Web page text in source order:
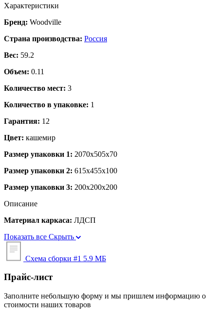
Характеристики
Бренд: Woodville
Страна производства: Россия
Вес: 59.2
Объем: 0.11
Количество мест: 3
Количество в упаковке: 1
Гарантия: 12
Цвет: кашемир
Размер упаковки 1: 2070x505x70
Размер упаковки 2: 615x455x100
Размер упаковки 3: 200x200x200
Описание
Материал каркаса: ЛДСП
Показать все Скрыть
Схема сборки #1 5.9 МБ
Прайс-лист
Заполните небольшую форму и мы пришлем информацию о
стоимости наших товаров